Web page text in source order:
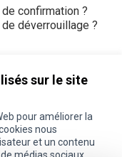
sur le site
pour améliorer la
nous
et un contenu
confirmation ?
déverrouillage ?